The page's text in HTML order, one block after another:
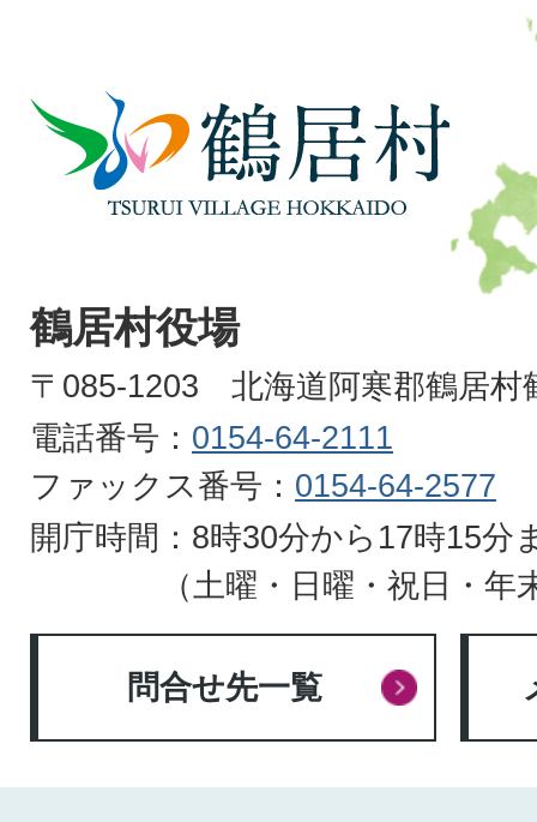
鶴
VILLAGE
HOKKAIDO
鶴居村役場
〒085-1203 北海道阿寒郡鶴居村
電話番号： 0154-64-2111
ファックス番号： 0154-64-2577
開庁時間：8時30分から17時15分
（土曜・日曜・祝日・年
問合せ先一覧